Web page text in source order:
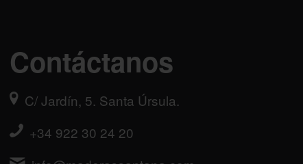
Contáctanos
C/ Jardín, 5. Santa Úrsula.
+34 922 30 24 20